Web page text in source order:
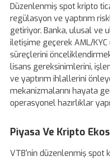
Düzenlenmiş spot kripto
regülasyon ve yaptırım
getiriyor. Banka, ulusal ve
iletişime geçerek AML/
süreçlerini
lisans gereksinimlerini,
ve yaptırım ihlallerini
mekanizmalarını hayata
operasyonel hazırlıklar
Piyasa Ve Kripto
VTB'nin düzenlenmiş spot